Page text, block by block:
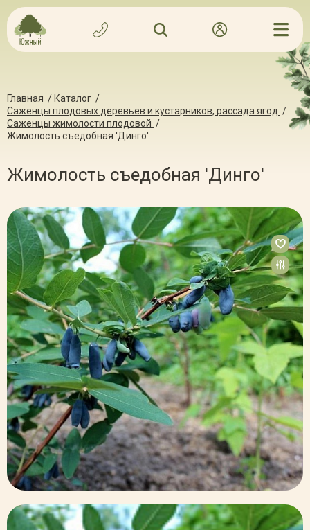
Главная / Каталог /
Саженцы плодовых деревьев и кустарников, рассада ягод /
Саженцы жимолости плодовой /
Жимолость съедобная 'Динго'
Жимолость съедобная 'Динго'